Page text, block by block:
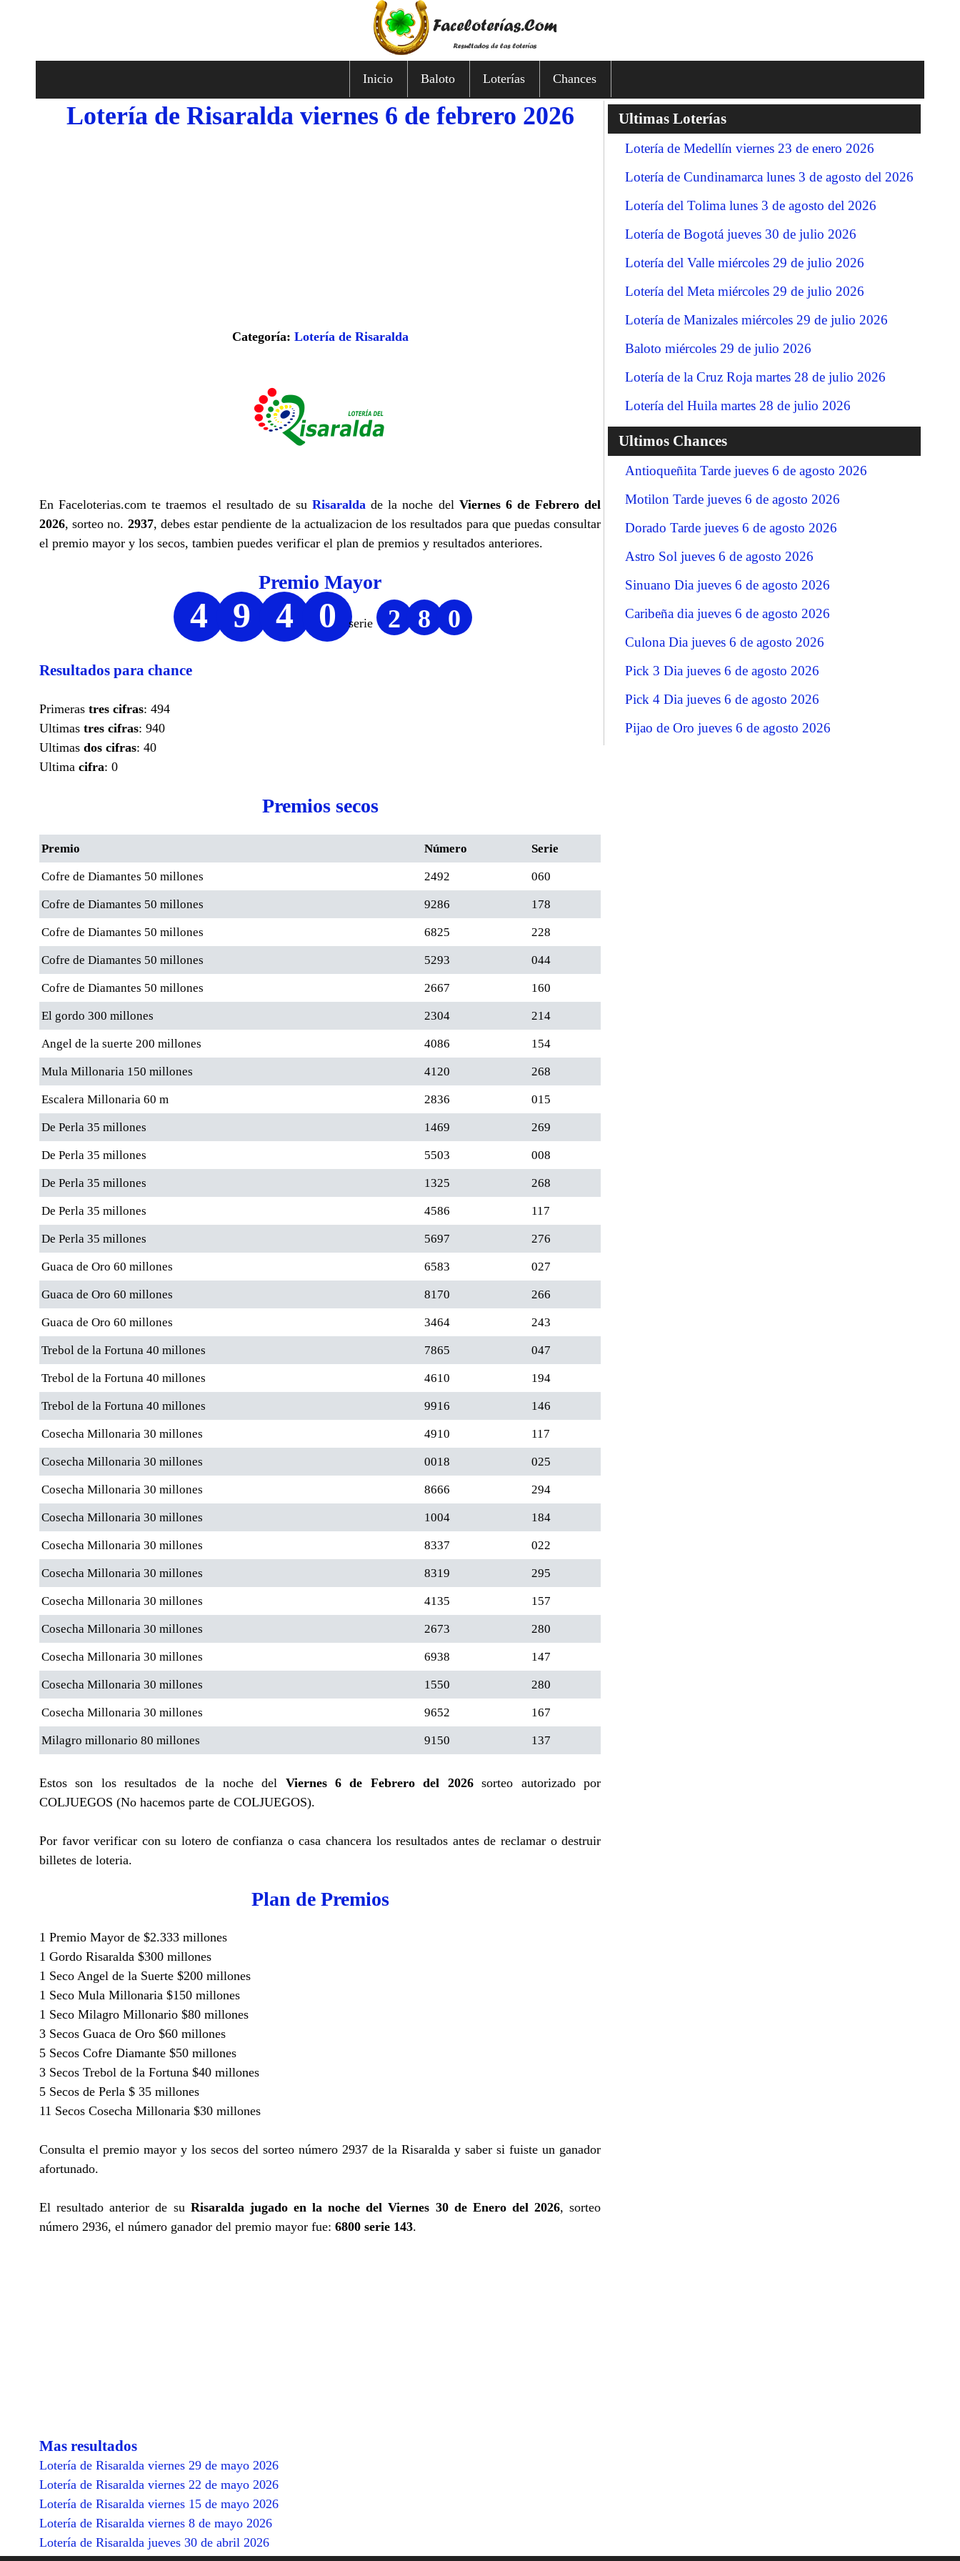
Inicio Baloto Loterías Chances
Lotería de Risaralda viernes 6 de febrero 2026
Categoría: Lotería de Risaralda
En Faceloterias.com te traemos el resultado de suRisaralda de la noche del Viernes 6 de Febrero del
2026, sorteo no. 2937, debes estar pendiente de la actualizacion de los resultados para que puedas consultar
el premio mayor y los secos, tambien puedes verificar el plan de premios y resultados anteriores.
Premio Mayor
4 9 4 0 serie 2 8 0
Resultados para chance
Primeras tres cifras: 494
Ultimas tres cifras: 940
Ultimas dos cifras: 40
Ultima cifra: 0
Premios secos
Premio Número Serie
Cofre de Diamantes 50 millones 2492 060
Cofre de Diamantes 50 millones 9286 178
Cofre de Diamantes 50 millones 6825 228
Cofre de Diamantes 50 millones 5293 044
Cofre de Diamantes 50 millones 2667 160
El gordo 300 millones 2304 214
Angel de la suerte 200 millones 4086 154
Mula Millonaria 150 millones 4120 268
Escalera Millonaria 60 m 2836 015
De Perla 35 millones 1469 269
De Perla 35 millones 5503 008
De Perla 35 millones 1325 268
De Perla 35 millones 4586 117
De Perla 35 millones 5697 276
Guaca de Oro 60 millones 6583 027
Guaca de Oro 60 millones 8170 266
Guaca de Oro 60 millones 3464 243
Trebol de la Fortuna 40 millones 7865 047
Trebol de la Fortuna 40 millones 4610 194
Trebol de la Fortuna 40 millones 9916 146
Cosecha Millonaria 30 millones 4910 117
Cosecha Millonaria 30 millones 0018 025
Cosecha Millonaria 30 millones 8666 294
Cosecha Millonaria 30 millones 1004 184
Cosecha Millonaria 30 millones 8337 022
Cosecha Millonaria 30 millones 8319 295
Cosecha Millonaria 30 millones 4135 157
Cosecha Millonaria 30 millones 2673 280
Cosecha Millonaria 30 millones 6938 147
Cosecha Millonaria 30 millones 1550 280
Cosecha Millonaria 30 millones 9652 167
Milagro millonario 80 millones 9150 137
Estos son los resultados de la noche del Viernes 6 de Febrero del 2026sorteo autorizado por
COLJUEGOS (No hacemos parte de COLJUEGOS).
Por favor verificar con su lotero de confianza o casa chancera los resultados antes de reclamar o destruir
billetes de loteria.
Plan de Premios
1 Premio Mayor de $2.333 millones
1 Gordo Risaralda $300 millones
1 Seco Angel de la Suerte $200 millones
1 Seco Mula Millonaria $150 millones
1 Seco Milagro Millonario $80 millones
3 Secos Guaca de Oro $60 millones
5 Secos Cofre Diamante $50 millones
3 Secos Trebol de la Fortuna $40 millones
5 Secos de Perla $ 35 millones
11 Secos Cosecha Millonaria $30 millones
Consulta el premio mayor y los secos del sorteo número 2937 de la Risaralda y saber si fuiste un ganador
afortunado.
El resultado anterior de su Risaralda jugado en la noche del Viernes 30 de Enero del 2026, sorteo
número 2936, el número ganador del premio mayor fue: 6800 serie 143.
Mas resultados
Lotería de Risaralda viernes 29 de mayo 2026
Lotería de Risaralda viernes 22 de mayo 2026
Lotería de Risaralda viernes 15 de mayo 2026
Lotería de Risaralda viernes 8 de mayo 2026
Lotería de Risaralda jueves 30 de abril 2026
Ultimas Loterías
Lotería de Medellín viernes 23 de enero 2026
Lotería de Cundinamarca lunes 3 de agosto del 2026
Lotería del Tolima lunes 3 de agosto del 2026
Lotería de Bogotá jueves 30 de julio 2026
Lotería del Valle miércoles 29 de julio 2026
Lotería del Meta miércoles 29 de julio 2026
Lotería de Manizales miércoles 29 de julio 2026
Baloto miércoles 29 de julio 2026
Lotería de la Cruz Roja martes 28 de julio 2026
Lotería del Huila martes 28 de julio 2026
Ultimos Chances
Antioqueñita Tarde jueves 6 de agosto 2026
Motilon Tarde jueves 6 de agosto 2026
Dorado Tarde jueves 6 de agosto 2026
Astro Sol jueves 6 de agosto 2026
Sinuano Dia jueves 6 de agosto 2026
Caribeña dia jueves 6 de agosto 2026
Culona Dia jueves 6 de agosto 2026
Pick 3 Dia jueves 6 de agosto 2026
Pick 4 Dia jueves 6 de agosto 2026
Pijao de Oro jueves 6 de agosto 2026